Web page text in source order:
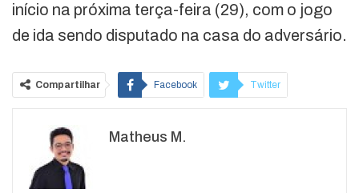
início na próxima terça-feira (29), com o jogo
de ida sendo disputado na casa do adversário.
Compartilhar Facebook Twitter
WhatsApp
Matheus M.